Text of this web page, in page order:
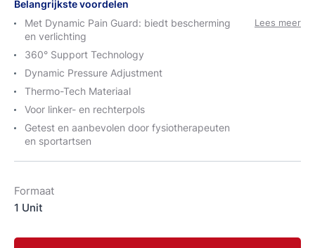
Belangrijkste voordelen
Met Dynamic Pain Guard: biedt bescherming
en verlichting
360° Support Technology
Dynamic Pressure Adjustment
Thermo-Tech Materiaal
Voor linker- en rechterpols
Getest en aanbevolen door fysiotherapeuten
en sportartsen
Lees meer
Formaat
1 Unit